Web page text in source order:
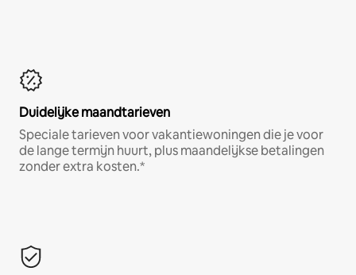
Duidelijke maandtarieven
Speciale tarieven voor vakantiewoningen die je voor
de lange termijn huurt, plus maandelijkse betalingen
zonder extra kosten.*